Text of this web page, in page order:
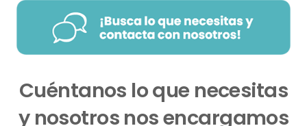
Cuéntanos lo que necesitas
y nosotros nos encargamos